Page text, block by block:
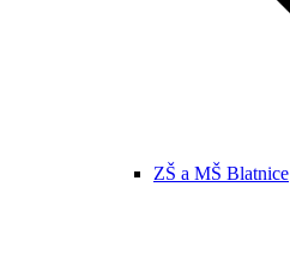
ZŠ a MŠ Blatnice